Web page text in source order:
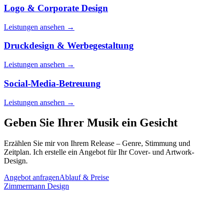
Logo & Corporate Design
Leistungen ansehen →
Druckdesign & Werbegestaltung
Leistungen ansehen →
Social-Media-Betreuung
Leistungen ansehen →
Geben Sie Ihrer Musik ein Gesicht
Erzählen Sie mir von Ihrem Release – Genre, Stimmung und
Zeitplan. Ich erstelle ein Angebot für Ihr Cover- und Artwork-
Design.
Angebot anfragenAblauf & Preise
Zimmermann Design